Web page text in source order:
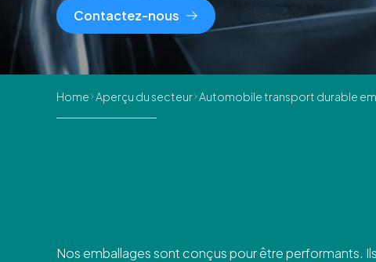
Contactez-nous
Home Aperçu du secteur Automobile transport durable
Nos emballages sont conçus pour être performants.